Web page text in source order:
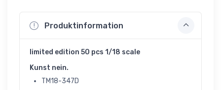
Produktinformation
limited edition 50 pcs 1/18 scale
Kunst nein.
TM18-347D